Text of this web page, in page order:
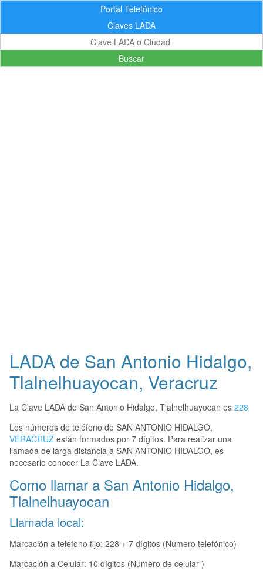
Portal Telefónico
Claves LADA
Buscar
LADA de San Antonio Hidalgo,
Tlalnelhuayocan, Veracruz
La Clave LADA de San Antonio Hidalgo, Tlalnelhuayocan es 228
Los números de teléfono de SAN ANTONIO HIDALGO,
VERACRUZ están formados por 7 dígitos. Para realizar una
llamada de larga distancia a SAN ANTONIO HIDALGO, es
necesario conocer La Clave LADA.
Como llamar a San Antonio Hidalgo,
Tlalnelhuayocan
Llamada local:
Marcación a teléfono fijo: 228 + 7 dígitos (Número telefónico)
Marcación a Celular: 10 dígitos (Número de celular )